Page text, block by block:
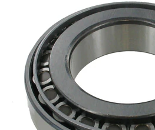
50 mm
90 mm